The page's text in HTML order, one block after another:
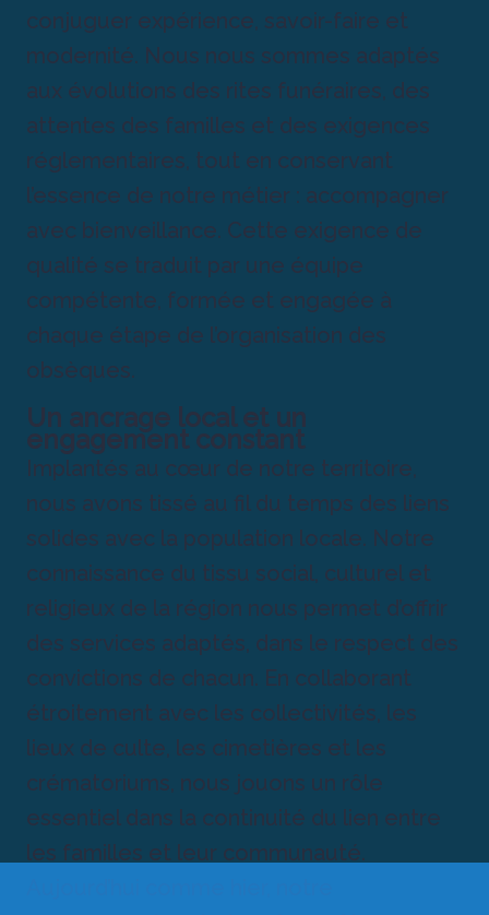
conjuguer expérience, savoir-faire et
modernité. Nous nous sommes adaptés
aux évolutions des rites funéraires, des
attentes des familles et des exigences
réglementaires, tout en conservant
l’essence de notre métier : accompagner
avec bienveillance. Cette exigence de
qualité se traduit par une équipe
compétente, formée et engagée à
chaque étape de l’organisation des
obsèques.
Un ancrage local et un
engagement constant
Implantés au cœur de notre territoire,
nous avons tissé au fil du temps des liens
solides avec la population locale. Notre
connaissance du tissu social, culturel et
religieux de la région nous permet d’offrir
des services adaptés, dans le respect des
convictions de chacun. En collaborant
étroitement avec les collectivités, les
lieux de culte, les cimetières et les
crématoriums, nous jouons un rôle
essentiel dans la continuité du lien entre
les familles et leur communauté.